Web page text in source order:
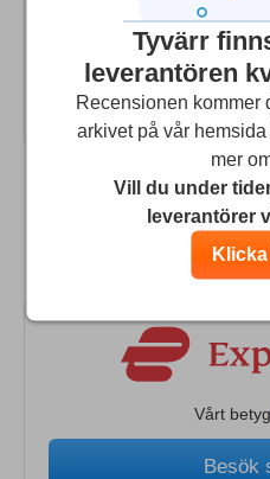
heißen, positive Eindrücke
eine Adresse auf den
Screenshots von meinen
Jämför Global VPN
VPN-
Vårt betyg
Besök
Tyvärr
leverantören
Recensionen kommer
arkivet på vår
mer
Vill du under
leverantörer